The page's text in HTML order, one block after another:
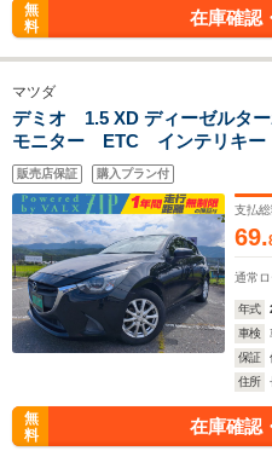
無
料
在庫確認
マツダ
デミオ 1.5 XD ディーゼル
モニター ETC インテリキ
キ ディーゼルターボ アイド
き 一年間保証付き
販売店保証 購入プラン付
支払
69.
通常
年式
車検
保証
住所
無
料
在庫確認